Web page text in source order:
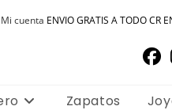
Mi cuenta ENVIO GRATIS A TODO CR
Zapatos